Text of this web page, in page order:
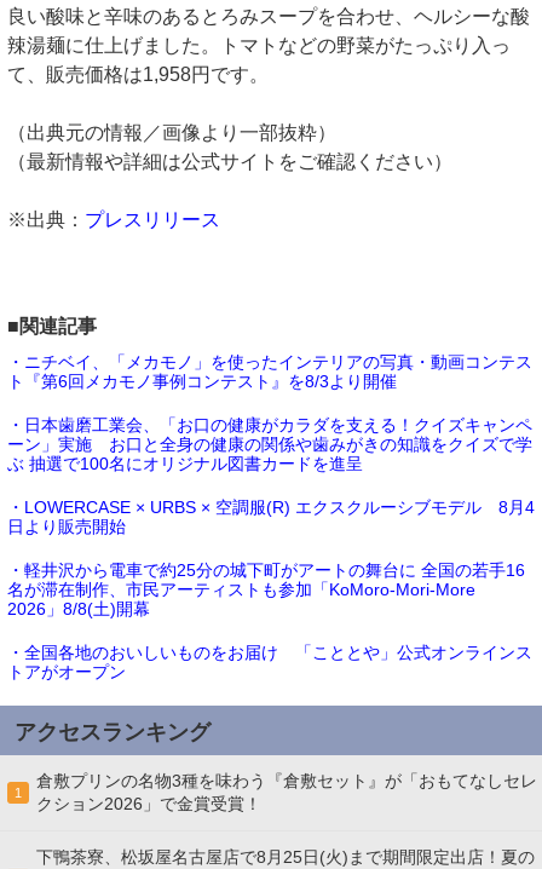
良い酸味と辛味のあるとろみスープを合わせ、ヘルシーな酸
辣湯麺に仕上げました。トマトなどの野菜がたっぷり入っ
て、販売価格は1,958円です。
（出典元の情報／画像より一部抜粋）
（最新情報や詳細は公式サイトをご確認ください）
※出典： プレスリリース
■関連記事
・ニチベイ、「メカモノ」を使ったインテリアの写真・動画コンテス
ト『第6回メカモノ事例コンテスト』を8/3より開催
・日本歯磨工業会、「お口の健康がカラダを支える！クイズキャンペ
ーン」実施 お口と全身の健康の関係や歯みがきの知識をクイズで学
ぶ 抽選で100名にオリジナル図書カードを進呈
・LOWERCASE × URBS × 空調服(R) エクスクルーシブモデル 8月4
日より販売開始
・軽井沢から電車で約25分の城下町がアートの舞台に 全国の若手16
名が滞在制作、市民アーティストも参加「KoMoro-Mori-More
2026」8/8(土)開幕
・全国各地のおいしいものをお届け 「こととや」公式オンラインス
トアがオープン
アクセスランキング
1
倉敷プリンの名物3種を味わう『倉敷セット』が「おもてなしセレ
クション2026」で金賞受賞！
下鴨茶寮、松坂屋名古屋店で8月25日(火)まで期間限定出店！夏の